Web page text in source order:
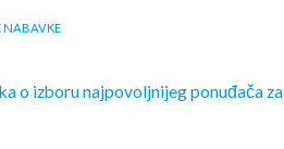
NABAVKE
o izboru najpovoljnijeg ponuđača